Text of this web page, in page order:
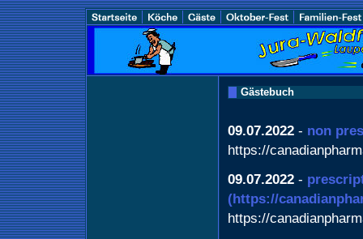
Gästebuch
09.07.2022 - non
https://
09.07.2022 -
(https://
https://